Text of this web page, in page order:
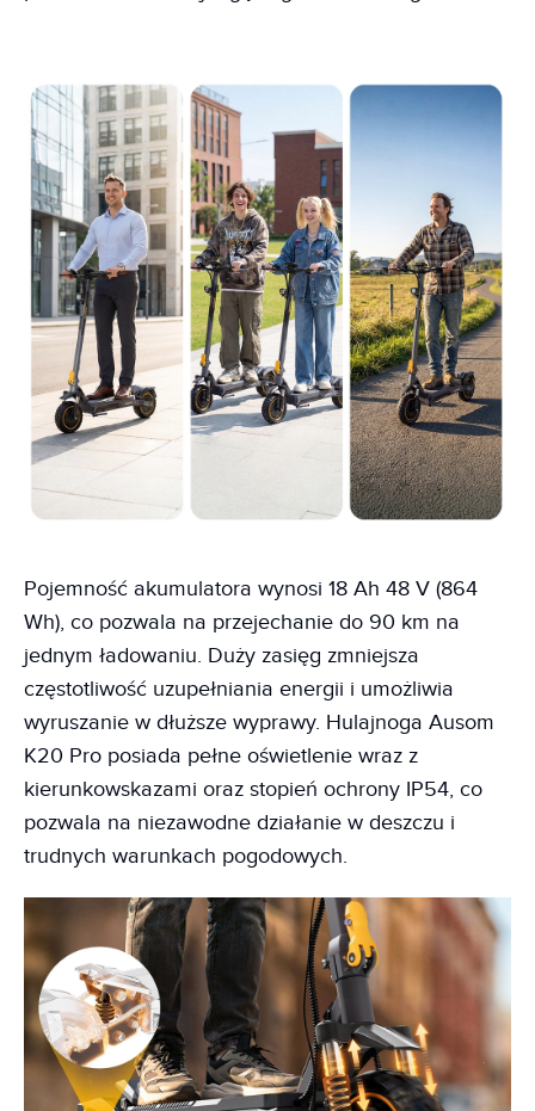
Pojemność akumulatora wynosi 18 Ah 48 V (864
Wh), co pozwala na przejechanie do 90 km na
jednym ładowaniu. Duży zasięg zmniejsza
częstotliwość uzupełniania energii i umożliwia
wyruszanie w dłuższe wyprawy. Hulajnoga Ausom
K20 Pro posiada pełne oświetlenie wraz z
kierunkowskazami oraz stopień ochrony IP54, co
pozwala na niezawodne działanie w deszczu i
trudnych warunkach pogodowych.